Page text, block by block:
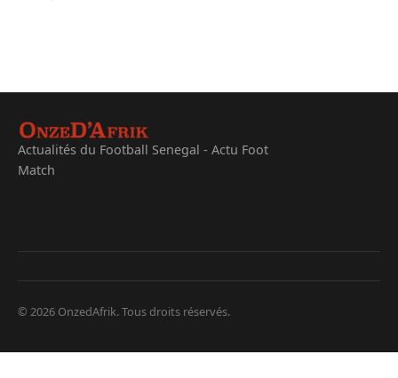
Actualités du Football Senegal - Actu Foot
Match
© 2026 OnzedAfrik. Tous droits réservés.